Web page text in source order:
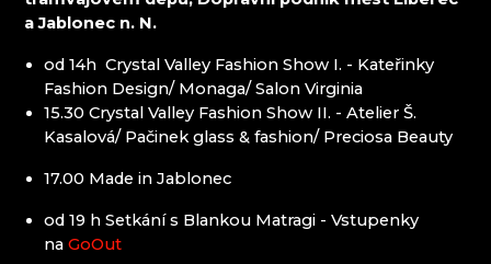
a Jablonec n. N.
od 14h Crystal Valley Fashion Show I. - Kateřinky
Fashion Design/ Monaga/ Salon Virginia
15.30 Crystal Valley Fashion Show II. - Atelier Š.
Kasalová/ Pačinek glass & fashion/ Preciosa Beauty
17.00 Made in Jablonec
od 19 h Setkání s Blankou Matragi - Vstupenky
na GoOut